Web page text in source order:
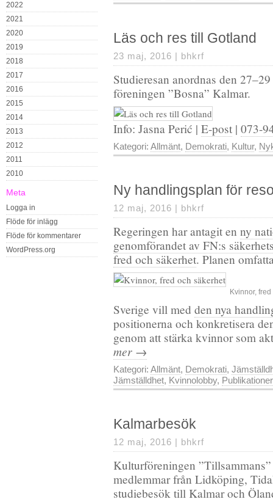
2022
2021
2020
2019
2018
2017
2016
2015
2014
2013
2012
2011
2010
Meta
Logga in
Flöde för inlägg
Flöde för kommentarer
WordPress.org
Läs och res till Gotland
23 maj, 2016 | bhkrf
Studieresan anordnas den
föreningen ”Bosna” Kalmar.
Info: Jasna Perić | E-post | 073-
Kategori: Allmänt, Demokrati, Kultur,
Ny handlingsplan för
12 maj, 2016 | bhkrf
Regeringen har antagit en ny
genomförandet av FN:s
fred och säkerhet. Planen
Kvinnor,
Sverige vill med den nya
positionerna och konkretisera
genom att stärka kvinnor som
mer →
Kategori: Allmänt, Demokrati,
Jämställdhet, Kvinnolobby, Publikationer
Kalmarbesök
12 maj, 2016 | bhkrf
Kulturföreningen
medlemmar från Lidköping,
studiebesök till Kalmar och